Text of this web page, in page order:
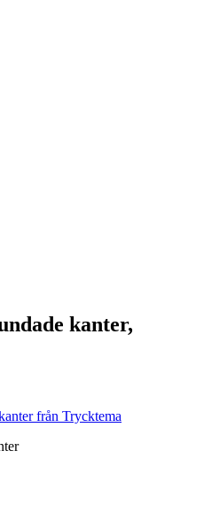
kanter,